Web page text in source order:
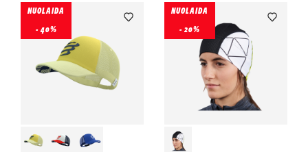
NUOLAIDA
- 40%
NUOLAIDA
- 20%